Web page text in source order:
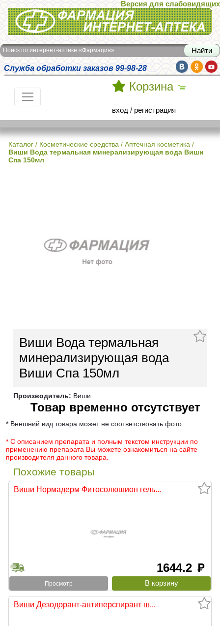
Интернет-аптека Фармация
Версия для слабовидящих
Поиск по интернет-аптеке «Фармация»
Служба обработки заказов 99-98-28
Корзина
вход / регистрация
Каталог / Косметические средства / Аптечная косметика /
Виши Вода термальная минерализирующая вода Виши
Спа 150мл
Виши Вода термальная
минерализирующая вода
Виши Спа 150мл
Производитель: Виши
Товар временно отсутствует
* Внешний вид товара может не соответствовать фото
* С описанием препарата и полным текстом инструкции по
применению препарата Вы можете ознакомиться на сайте
производителя данного товара.
Похожие товары
Виши Нормадерм Фитосолюшион гель...
1644.2 руб
Просмотр
Виши Дезодорант-антиперспирант ш...